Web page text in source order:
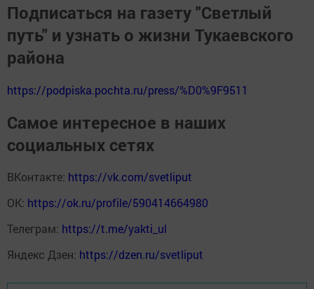
Подписаться на газету "Светлый
путь" и узнать о жизни Тукаевского
района
https://podpiska.pochta.ru/press/%D0%9F9511
Самое интересное в наших
социальных сетях
ВКонтакте: https://vk.com/svetliput
ОК: https://ok.ru/profile/590414664980
Телеграм: https://t.me/yakti_ul
Яндекс Дзен: https://dzen.ru/svetliput